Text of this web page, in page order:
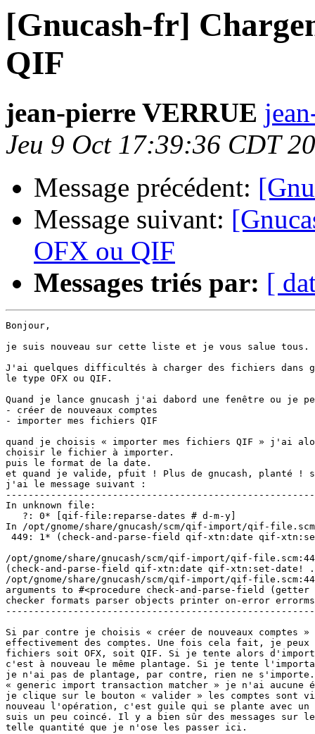
[Gnucash-fr]
QIF
jean-pierre VERRUE
Jeu 9 Oct 17:39:36 CDT
Message précédent:
Message suivant:
OFX ou QIF
Messages triés par: [
Bonjour,
je suis nouveau sur cette liste et je vous salue tous.
J'ai quelques difficultés à charger des fichiers dans
le type OFX ou QIF.
Quand je lance gnucash j'ai dabord une fenêtre ou je
- créer de nouveaux comptes
- importer mes fichiers QIF
quand je choisis « importer mes fichiers QIF » j'ai
choisir le fichier à importer.
puis le format de la date.
et quand je valide, pfuit ! Plus de gnucash, planté !
j'ai le message suivant :
In unknown file:
   ?: 0* [qif-file:reparse-dates # d-m-y]
In /opt/gnome/share/gnucash/scm/qif-import/qif-
449: 1* (check-and-parse-field qif-xtn:date qif-
/opt/gnome/share/gnucash/scm/qif-import/qif-
(check-and-parse-field qif-xtn:date qif-xtn:set-
/opt/gnome/share/gnucash/scm/qif-import/qif-
arguments to #<procedure check-and-parse-field
checker formats parser objects printer on-error
Si par contre je choisis « créer de nouveaux comptes
effectivement des comptes. Une fois cela fait, je
fichiers soit OFX, soit QIF. Si je tente alors
c'est à nouveau le même plantage. Si je tente
je n'ai pas de plantage, par contre, rien ne
« generic import transaction matcher » je n'ai
je clique sur le bouton « valider » les comptes sont
nouveau l'opération, c'est guile qui se plante avec
suis un peu coincé. Il y a bien sûr des messages sur
telle quantité que je n'ose les passer ici.